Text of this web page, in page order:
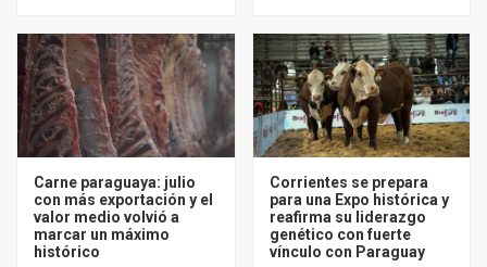
Carne paraguaya: julio
con más exportación y el
valor medio volvió a
marcar un máximo
histórico
Corrientes se prepara
para una Expo histórica y
reafirma su liderazgo
genético con fuerte
vínculo con Paraguay